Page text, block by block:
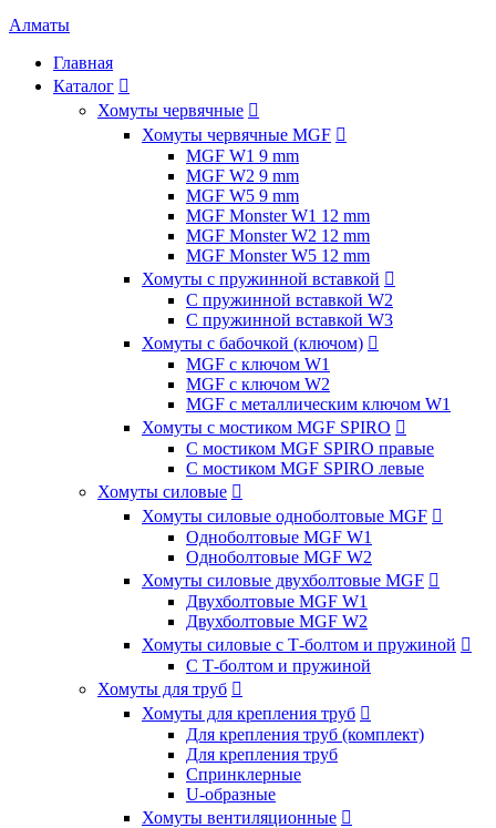
Алматы
Главная
Каталог 
Хомуты червячные 
Хомуты червячные MGF 
MGF W1 9 mm
MGF W2 9 mm
MGF W5 9 mm
MGF Monster W1 12 mm
MGF Monster W2 12 mm
MGF Monster W5 12 mm
Хомуты с пружинной вставкой 
С пружинной вставкой W2
С пружинной вставкой W3
Хомуты с бабочкой (ключом) 
MGF с ключом W1
MGF с ключом W2
MGF с металлическим ключом W1
Хомуты с мостиком MGF SPIRO 
С мостиком MGF SPIRO правые
С мостиком MGF SPIRO левые
Хомуты силовые 
Хомуты силовые одноболтовые MGF 
Одноболтовые MGF W1
Одноболтовые MGF W2
Хомуты силовые двухболтовые MGF 
Двухболтовые MGF W1
Двухболтовые MGF W2
Хомуты силовые с Т-болтом и пружиной 
С Т-болтом и пружиной
Хомуты для труб 
Хомуты для крепления труб 
Для крепления труб (комплект)
Для крепления труб
Спринклерные
U-образные
Хомуты вентиляционные 